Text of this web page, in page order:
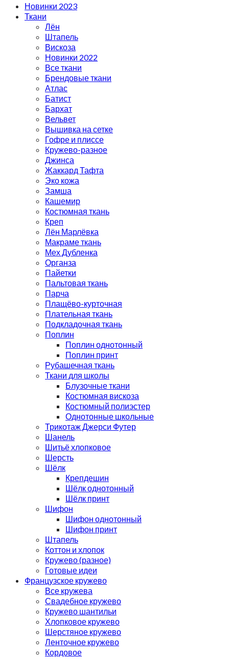
Новинки 2023
Ткани
Лён
Штапель
Вискоза
Новинки 2022
Все ткани
Брендовые ткани
Атлас
Батист
Бархат
Вельвет
Вышивка на сетке
Гофре и плиссе
Кружево-разное
Джинса
Жаккард Тафта
Эко кожа
Замша
Кашемир
Костюмная ткань
Креп
Лён Марлёвка
Макраме ткань
Мех Дубленка
Органза
Пайетки
Пальтовая ткань
Парча
Плащёво-курточная
Плательная ткань
Подкладочная ткань
Поплин
Поплин однотонный
Поплин принт
Рубашечная ткань
Ткани для школы
Блузочные ткани
Костюмная вискоза
Костюмный полиэстер
Однотонные школьные
Трикотаж Джерси Футер
Шанель
Шитьё хлопковое
Шерсть
Шёлк
Крепдешин
Шёлк однотонный
Шёлк принт
Шифон
Шифон однотонный
Шифон принт
Штапель
Коттон и хлопок
Кружево (разное)
Готовые идеи
Французское кружево
Все кружева
Свадебное кружево
Кружево шантильи
Хлопковое кружево
Шерстяное кружево
Ленточное кружево
Кордовое